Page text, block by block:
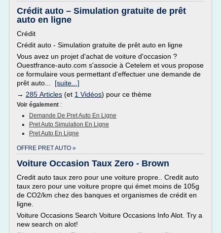
Crédit auto – Simulation gratuite de prêt
auto en ligne
Crédit
Crédit auto - Simulation gratuite de prêt auto en ligne
Vous avez un projet d'achat de voiture d'occasion ?
Ouestfrance-auto.com s'associe à Cetelem et vous propose
ce formulaire vous permettant d'effectuer une demande de
prêt auto... [suite...]
→ 285 Articles (et 1 Vidéos) pour ce thème
Voir également :
Demande De Pret Auto En Ligne
Pret Auto Simulation En Ligne
Pret Auto En Ligne
OFFRE PRET AUTO »
Voiture Occasion Taux Zero - Brown
Credit auto taux zero pour une voiture propre.. Credit auto
taux zero pour une voiture propre qui émet moins de 105g
de CO2/km chez des banques et organismes de crédit en
ligne.
Voiture Occasions Search Voiture Occasions Info Alot. Try a
new search on alot!